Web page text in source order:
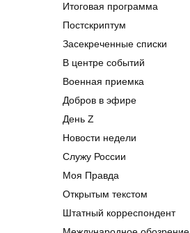
Итоговая программа
Постскриптум
Засекреченные списки
В центре событий
Военная приемка
Добров в эфире
День Z
Новости недели
Служу России
Моя Правда
Открытым текстом
Штатный корреспондент